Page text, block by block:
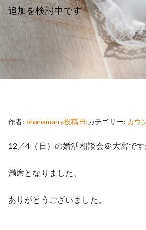
追加を検討中です
作者: ohanamarry投稿日:カテゴリー: カウ
12／4（日）の婚活相談会＠大宮です
満席となりました。
ありがとうございました。